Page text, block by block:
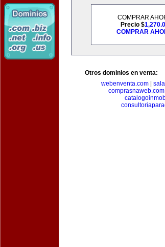
COMPRAR
Precio $
COMPRAR
Otros dominios en venta:
webenventa.com
comprasnaweb.com